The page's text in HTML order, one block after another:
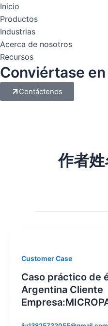
跳
至
内
容
Inicio
Productos
Industrias
Acerca de nosotros
Recursos
Conviértase
Contáctenos
作者
Customer Case
Caso práctico de
Argentina Cliente